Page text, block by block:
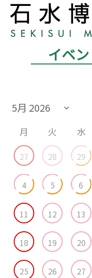
イベ
月 火 水
27 28 29
4 5 6
11 12 13
18 19 20
25 26 27